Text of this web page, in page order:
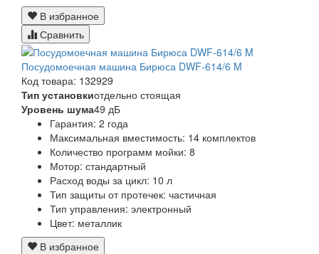
В избранное
Сравнить
Посудомоечная машина Бирюса DWF-614/6 M
Код товара: 132929
Тип установкиотдельно стоящая
Уровень шума49 дБ
Гарантия: 2 года
Максимальная вместимость: 14 комплектов
Количество программ мойки: 8
Мотор: стандартный
Расход воды за цикл: 10 л
Тип защиты от протечек: частичная
Тип управления: электронный
Цвет: металлик
В избранное